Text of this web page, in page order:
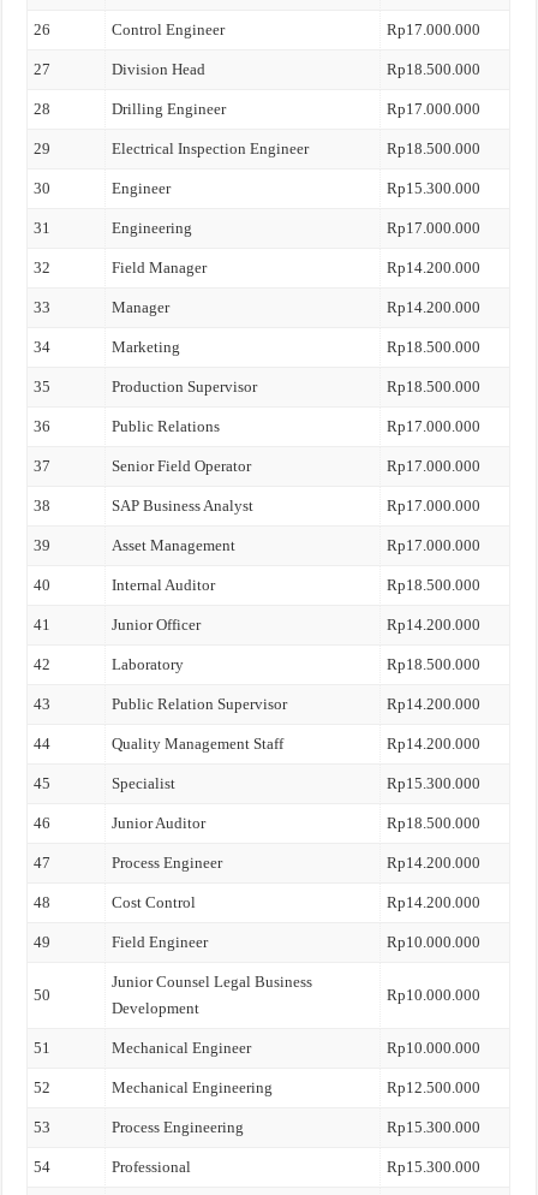
26 Control Engineer Rp17.000.000
27 Division Head Rp18.500.000
28 Drilling Engineer Rp17.000.000
29 Electrical Inspection Engineer Rp18.500.000
30 Engineer Rp15.300.000
31 Engineering Rp17.000.000
32 Field Manager Rp14.200.000
33 Manager Rp14.200.000
34 Marketing Rp18.500.000
35 Production Supervisor Rp18.500.000
36 Public Relations Rp17.000.000
37 Senior Field Operator Rp17.000.000
38 SAP Business Analyst Rp17.000.000
39 Asset Management Rp17.000.000
40 Internal Auditor Rp18.500.000
41 Junior Officer Rp14.200.000
42 Laboratory Rp18.500.000
43 Public Relation Supervisor Rp14.200.000
44 Quality Management Staff Rp14.200.000
45 Specialist Rp15.300.000
46 Junior Auditor Rp18.500.000
47 Process Engineer Rp14.200.000
48 Cost Control Rp14.200.000
49 Field Engineer Rp10.000.000
50
Junior Counsel Legal Business
Development
Rp10.000.000
51 Mechanical Engineer Rp10.000.000
52 Mechanical Engineering Rp12.500.000
53 Process Engineering Rp15.300.000
54 Professional Rp15.300.000